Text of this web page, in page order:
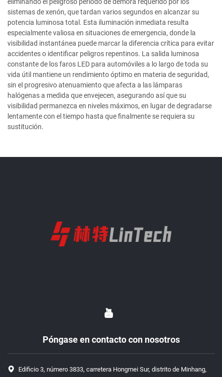
eliminando el peligroso período de demora requerido por los
sistemas de xenón, que tardan varios segundos en alcanzar su
potencia luminosa total. Esta iluminación inmediata resulta
especialmente valiosa en situaciones de emergencia, donde la
visibilidad instantánea puede marcar la diferencia crítica para evitar
accidentes o identificar peligros repentinos. La salida luminosa
constante de los faros LED para automóviles a lo largo de toda su
vida útil mantiene un rendimiento óptimo en materia de seguridad,
sin el progresivo atenuamiento que afecta a las lámparas
halógenas a medida que envejecen, asegurando así que su
visibilidad permanezca en niveles máximos, en lugar de degradarse
lentamente con el tiempo hasta que finalmente se requiera su
sustitución.
Póngase en contacto con nosotros
Edificio 3, número 3833, carretera Hongmei Sur, distrito de Minhang,